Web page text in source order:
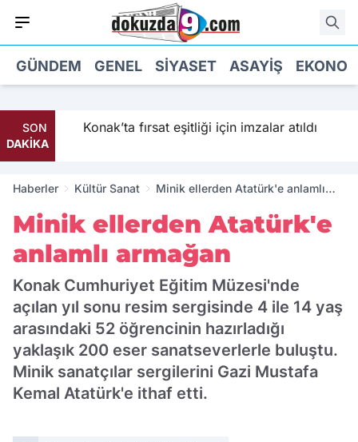
GÜNDEM GENEL SIYASET ASAYIŞ
SON
DAKİKA
Konak’ta fırsat eşitliği için imzalar atıldı
Haberler Kültür Sanat
Minik ellerden Atatürk'e anlamlı
Minik ellerden Atatürk'e
anlamlı armağan
Konak Cumhuriyet Eğitim Müzesi'nde
açılan yıl sonu resim sergisinde 4 ile 14 yaş
arasındaki 52 öğrencinin hazırladığı
yaklaşık 200 eser sanatseverlerle buluştu.
Minik sanatçılar sergilerini Gazi Mustafa
Kemal Atatürk'e ithaf etti.